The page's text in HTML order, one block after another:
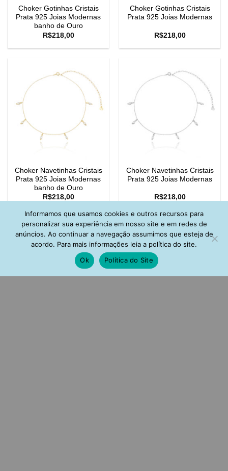
Choker Gotinhas Cristais
Prata 925 Joias Modernas
banho de Ouro
R$218,00
Choker Gotinhas Cristais
Prata 925 Joias Modernas
R$218,00
Choker Navetinhas Cristais
Prata 925 Joias Modernas
banho de Ouro
R$218,00
Choker Navetinhas Cristais
Prata 925 Joias Modernas
R$218,00
Informamos que usamos cookies e outros recursos para
personalizar sua experiência em nosso site e em redes de
anúncios. Ao continuar a navegação assumimos que esteja de
acordo. Para mais informações leia a política do site.
Ok
Política do Site